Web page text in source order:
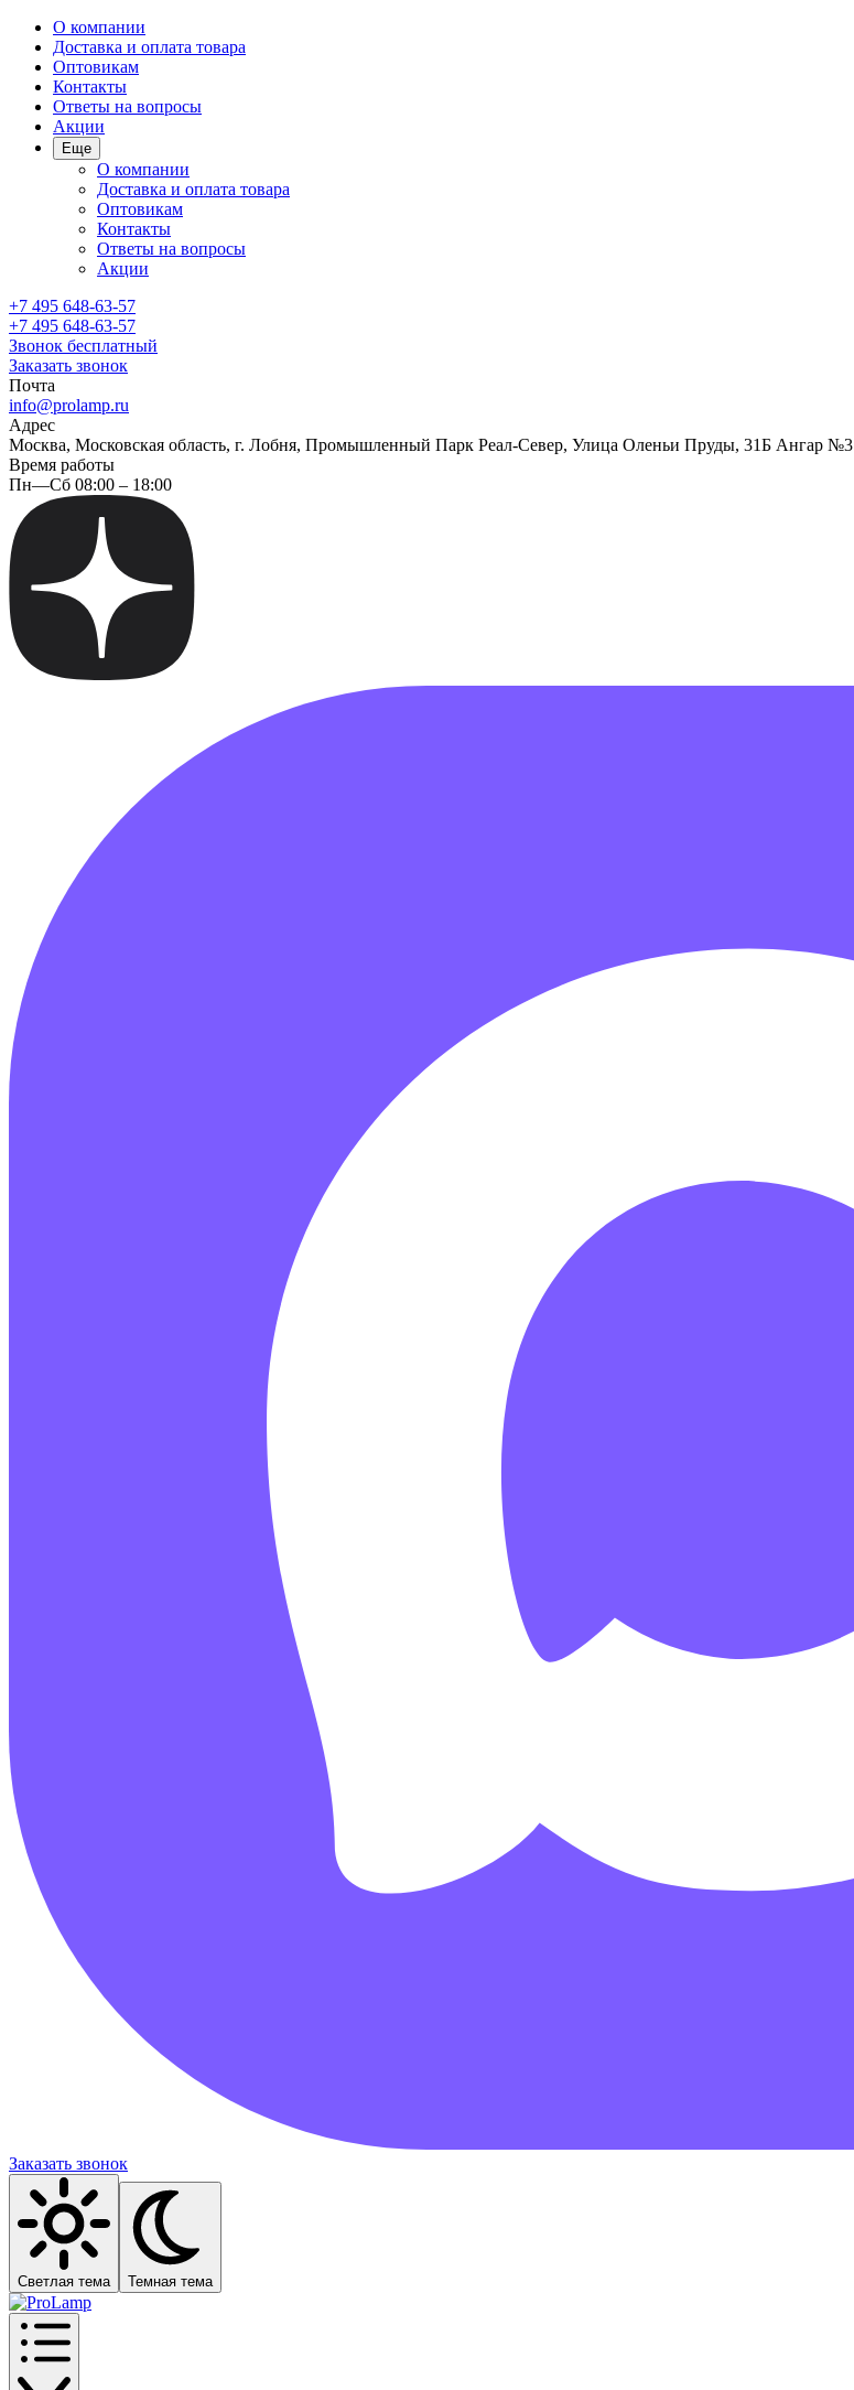
О компании
Доставка и оплата товара
Оптовикам
Контакты
Ответы на вопросы
Акции
Еще
О компании
Доставка и оплата товара
Оптовикам
Контакты
Ответы на вопросы
Акции
+7 495 648-63-57
+7 495 648-63-57
Звонок бесплатный
Заказать звонок
Почта
info@prolamp.ru
Адрес
Москва, Московская область, г. Лобня, Промышленный Парк Реал-Север, Улица Оленьи Пруды, 31Б Ангар №3
Время работы
Пн—Сб 08:00 – 18:00
Заказать звонок
Светлая тема Темная тема